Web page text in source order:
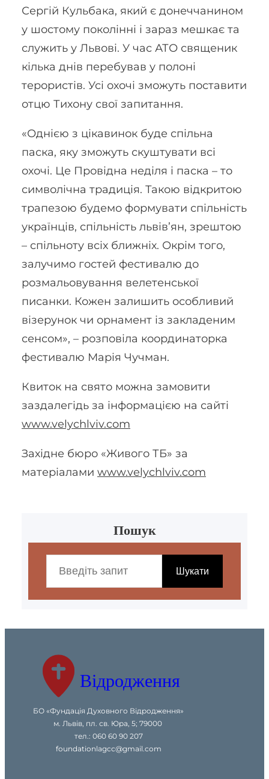
Сергій Кульбака, який є донеччанином
у шостому поколінні і зараз мешкає та
служить у Львові. У час АТО священик
кілька днів перебував у полоні
терористів. Усі охочі зможуть поставити
отцю Тихону свої запитання.
«Однією з цікавинок буде спільна
паска, яку зможуть скуштувати всі
охочі. Це Провідна неділя і паска – то
символічна традиція. Такою відкритою
трапезою будемо формувати спільність
українців, спільність львів’ян, зрештою
– спільноту всіх ближніх. Окрім того,
залучимо гостей фестивалю до
розмальовування велетенської
писанки. Кожен залишить особливий
візерунок чи орнамент із закладеним
сенсом», – розповіла координаторка
фестивалю Марія Чучман.
Квиток на свято можна замовити
заздалегідь за інформацією на сайті
www.velychlviv.com
Західне бюро «Живого ТБ» за
матеріалами www.velychlviv.com
Пошук
c
Шукати
Відродження
БО «Фундація Духовного Відродження»
м. Львів, пл. св. Юра, 5; 79000
тел.: 060 60 90 207
foundationlagcc@gmail.com